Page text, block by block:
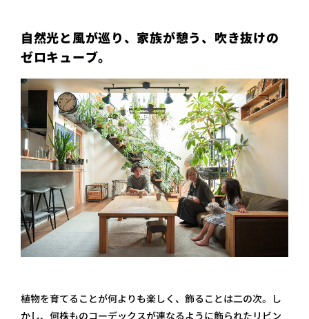
自然光と風が巡り、家族が憩う、吹き抜けの
ゼロキューブ。
植物を育てることが何よりも楽しく、飾ることは二の次。し
かし、何株ものコーデックスが連なるように飾られたリビン